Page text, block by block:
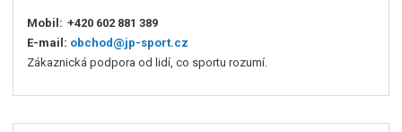
Mobil: +420 602 881 389
E-mail: obchod@jp-sport.cz
Zákaznická podpora od lidí, co sportu rozumí.